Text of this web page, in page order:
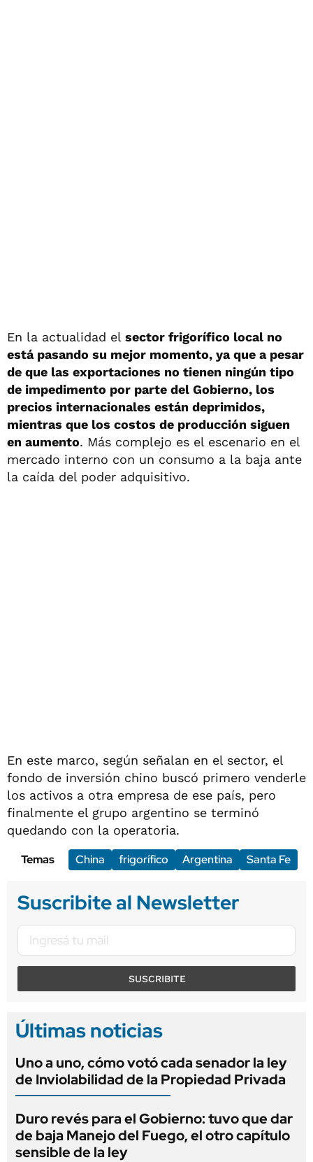
En la actualidad el sector frigorífico local no
está pasando su mejor momento, ya que a pesar
de que las exportaciones no tienen ningún tipo
de impedimento por parte del Gobierno, los
precios internacionales están deprimidos,
mientras que los costos de producción siguen
en aumento. Más complejo es el escenario en el
mercado interno con un consumo a la baja ante
la caída del poder adquisitivo.
En este marco, según señalan en el sector, el
fondo de inversión chino buscó primero venderle
los activos a otra empresa de ese país, pero
finalmente el grupo argentino se terminó
quedando con la operatoria.
Temas
China frigorífico Argentina Santa Fe
Suscribite al Newsletter
SUSCRIBITE
Últimas noticias
Uno a uno, cómo votó cada senador la ley
de Inviolabilidad de la Propiedad Privada
Duro revés para el Gobierno: tuvo que dar
de baja Manejo del Fuego, el otro capítulo
sensible de la ley